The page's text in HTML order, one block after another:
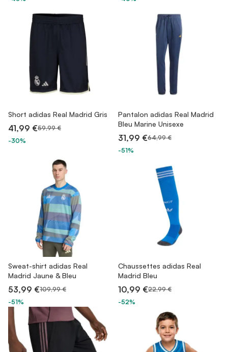
Short adidas Real Madrid Gris
41,99 €59,99 €
-30%
Pantalon adidas Real Madrid
Bleu Marine Unisexe
31,99 €64,99 €
-51%
Sweat-shirt adidas Real
Madrid Jaune & Bleu
53,99 €109,99 €
-51%
Chaussettes adidas Real
Madrid Bleu
10,99 €22,99 €
-52%